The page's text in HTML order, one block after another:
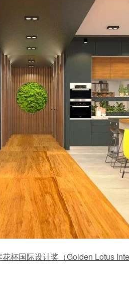
杯国际设计奖（Golden Lotus